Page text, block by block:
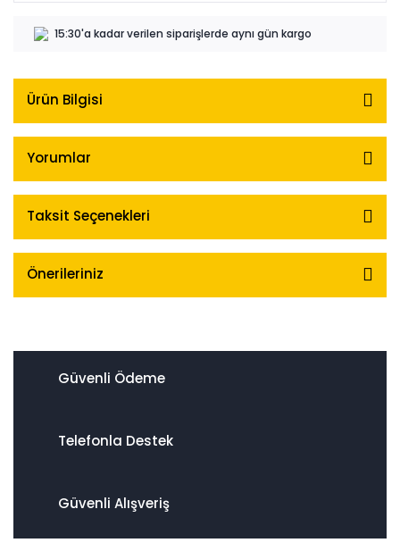
15:30'a kadar verilen siparişlerde aynı gün kargo
Ürün Bilgisi
Yorumlar
Taksit Seçenekleri
Önerileriniz
Güvenli Ödeme
Telefonla Destek
Güvenli Alışveriş